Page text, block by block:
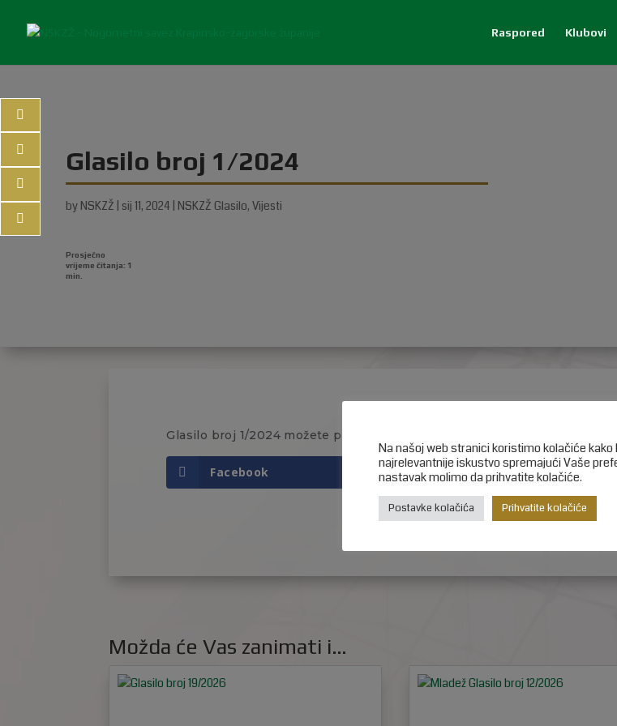
Raspored Klubovi
Glasilo broj 1/2024
by NSKZŽ sij 11, 2024 NSKZŽ Glasilo, Vijesti
Glasilo broj 1/2024 možete preuzeti
Facebook Twitter
Možda će Vas zanimati i…
Na našoj web stranici koristimo kolačiće kako
najrelevantnije iskustvo spremajući Vaše
nastavak molimo da prihvatite kolačiće.
Postavke kolačića Prihvatite kolačiće